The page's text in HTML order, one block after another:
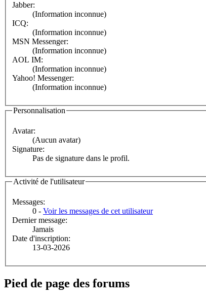
Jabber:
(Information inconnue)
ICQ:
(Information inconnue)
MSN Messenger:
(Information inconnue)
AOL IM:
(Information inconnue)
Yahoo! Messenger:
(Information inconnue)
Personnalisation
Avatar:
(Aucun avatar)
Signature:
Pas de signature dans le profil.
Activité de l'utilisateur
Messages:
0 - Voir les messages de cet utilisateur
Dernier message:
Jamais
Date d'inscription:
13-03-2026
Pied de page des forums